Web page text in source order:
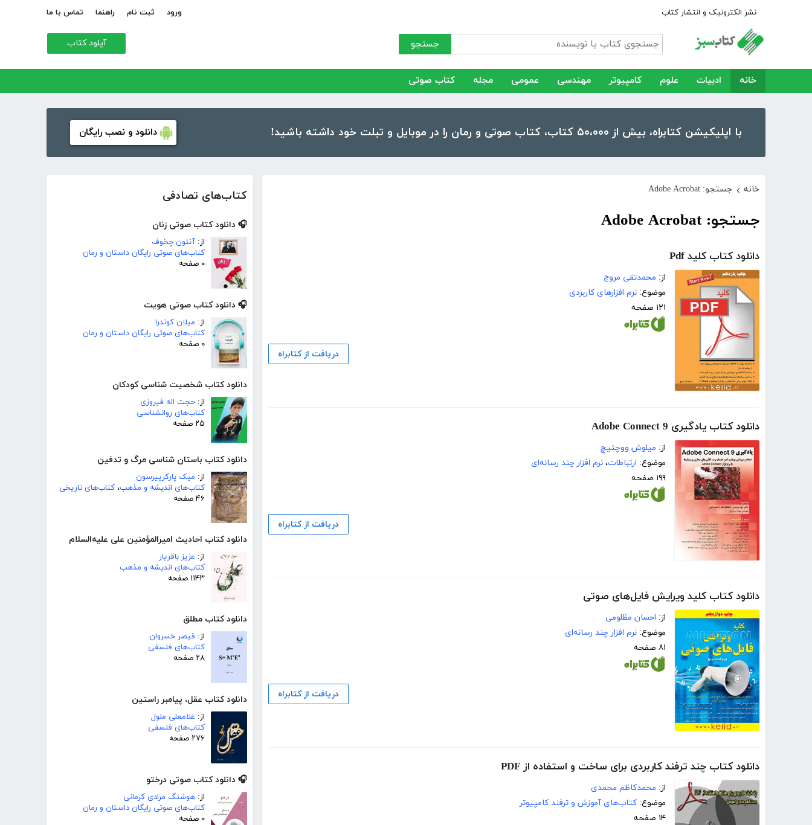
نشر الکترونیک و انتشار کتاب ورود ثبت نام راهنما تماس با ما
جستجو آپلود کتاب
خانه ادبیات علوم کامپیوتر مهندسی عمومی مجله کتاب صوتی
با اپلیکیشن کتابراه، بیش از ۵۰،۰۰۰ کتاب، کتاب صوتی و رمان را در موبایل و تبلت خود داشته باشید! دانلود و نصب رایگان
کتاب‌های تصادفی
🎧 دانلود کتاب صوتی زنان
از: آنتون چخوف
کتاب‌های صوتی رایگان داستان و رمان
۰ صفحه
🎧 دانلود کتاب صوتی هویت
از: میلان کوندرا
کتاب‌های صوتی رایگان داستان و رمان
۰ صفحه
دانلود کتاب شخصیت شناسی کودکان
از: حجت اله فیروزی
کتاب‌های روانشناسی
۲۵ صفحه
دانلود کتاب باستان شناسی مرگ و تدفین
از: میک پارکرپیرسون
کتاب‌های اندیشه و مذهب، کتاب‌های تاریخی
۴۶ صفحه
دانلود کتاب احادیث امیرالمؤمنین علی علیه‌السلام
از: عزیز باقریار
کتاب‌های اندیشه و مذهب
۱۱۴۳ صفحه
دانلود کتاب مطلق
از: قیصر خسروان
کتاب‌های فلسفی
۲۸ صفحه
دانلود کتاب عقل، پیامبر راستین
از: غلامعلی ملول
کتاب‌های فلسفی
۲۷۶ صفحه
🎧 دانلود کتاب صوتی درختو
از: هوشنگ مرادی کرمانی
کتاب‌های صوتی رایگان داستان و رمان
۰ صفحه
خانه › جستجو: Adobe Acrobat
جستجو: Adobe Acrobat
دانلود کتاب کلید Pdf
از: محمدتقی مروج
موضوع: نرم افزارهای کاربردی
۱۲۱ صفحه
دریافت از کتابراه
دانلود کتاب یادگیری Adobe Connect 9
از: میلوش ووچتیچ
موضوع: ارتباطات، نرم افزار چند رسانه‌ای
۱۹۹ صفحه
دریافت از کتابراه
دانلود کتاب کلید ویرایش فایل‌های صوتی
از: احسان مظلومی
موضوع: نرم افزار چند رسانه‌ای
۸۱ صفحه
دریافت از کتابراه
دانلود کتاب چند ترفند کاربردی برای ساخت و استفاده از PDF
از: محمدکاظم محمدی
موضوع: کتاب‌های آموزش و ترفند کامپیوتر
۱۴ صفحه